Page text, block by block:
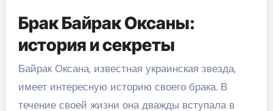
Брак Байрак Оксаны:
история и секреты
Байрак Оксана, известная украинская звезда,
имеет интересную историю своего брака. В
течение своей жизни она дважды вступала в